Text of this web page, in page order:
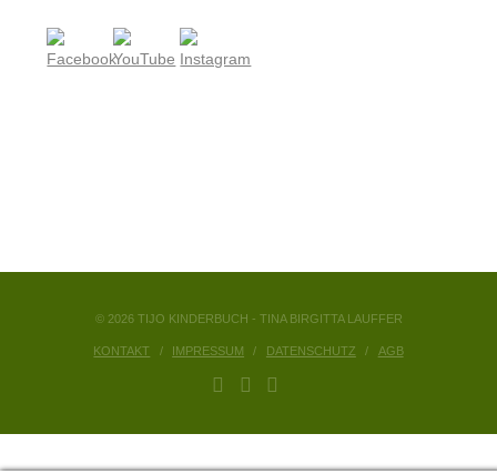
© 2026 TIJO KINDERBUCH - TINA BIRGITTA LAUFFER
KONTAKT IMPRESSUM DATENSCHUTZ AGB